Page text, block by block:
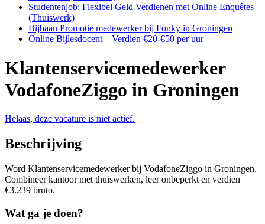
Studentenjob: Flexibel Geld Verdienen met Online Enquêtes
(Thuiswerk)
Bijbaan Promotie medewerker bij Fonky in Groningen
Online Bijlesdocent – Verdien €20-€50 per uur
Klantenservicemedewerker
VodafoneZiggo in Groningen
Helaas, deze vacature is niet actief.
Beschrijving
Word Klantenservicemedewerker bij VodafoneZiggo in Groningen.
Combineer kantoor met thuiswerken, leer onbeperkt en verdien
€3.239 bruto.
Wat ga je doen?